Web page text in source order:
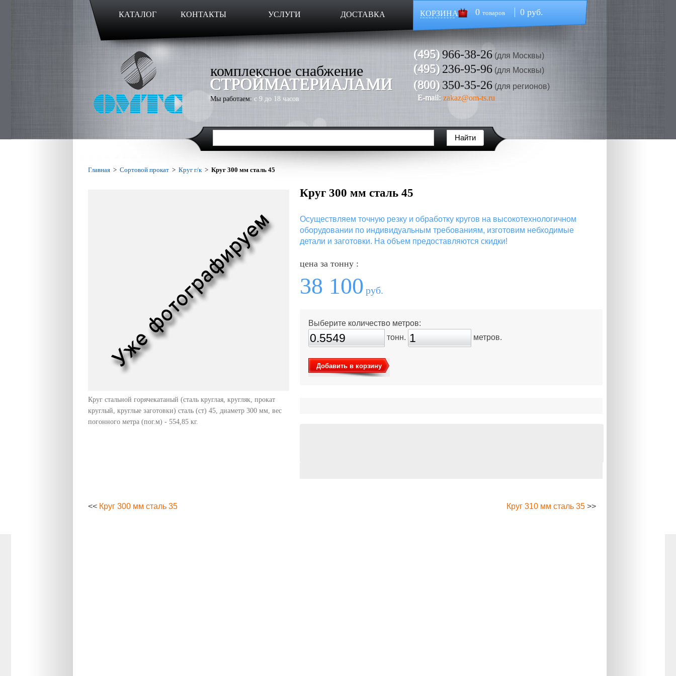
КАТАЛОГ КОНТАКТЫ УСЛУГИ ДОСТАВКА КОРЗИНА 0 товаров 0 руб.
комплексное снабжение
СТРОЙМАТЕРИАЛАМИ
Мы работаем: с 9 до 18 часов
(495)966-38-26 (для Москвы)
(495)236-95-96 (для Москвы)
(800)350-35-26 (для регионов)
E-mail: zakaz@om-ts.ru
Главная > Сортовой прокат > Круг г/к> Круг 300 мм сталь 45
Круг стальной горячекатаный (сталь круглая, кругляк, прокат
круглый, круглые заготовки) сталь (ст) 45, диаметр 300 мм, вес
погонного метра (пог.м) - 554,85 кг.
Круг 300 мм сталь 45
Осуществляем точную резку и обработку кругов на высокотехнологичном
оборудовании по индивидуальным требованиям, изготовим небходимые
детали и заготовки. На объем предоставляются скидки!
цена за тонну :
38 100 руб.
Выберите количество метров:
тонн.
метров.
Добавить в корзину
<< Круг 300 мм сталь 35 Круг 310 мм сталь 35 >>